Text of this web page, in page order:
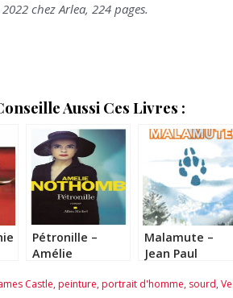
chez Arlea, 224 pages.
Aussi Ces Livres :
Pétronille –
Amélie
Malamute –
Jean Paul
Castle,peinture,portrait d'homme, sourd,